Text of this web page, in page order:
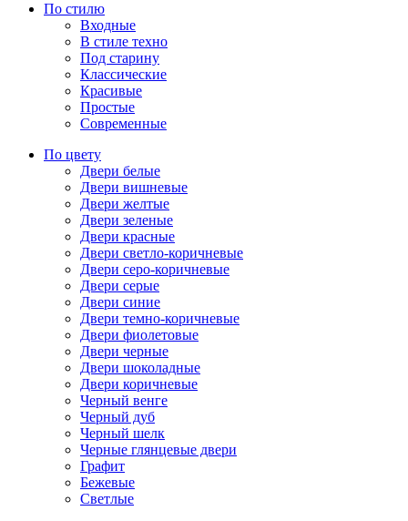
По стилю
Входные
В стиле техно
Под старину
Классические
Красивые
Простые
Современные
По цвету
Двери белые
Двери вишневые
Двери желтые
Двери зеленые
Двери красные
Двери светло-коричневые
Двери серо-коричневые
Двери серые
Двери синие
Двери темно-коричневые
Двери фиолетовые
Двери черные
Двери шоколадные
Двери коричневые
Черный венге
Черный дуб
Черный шелк
Черные глянцевые двери
Графит
Бежевые
Светлые